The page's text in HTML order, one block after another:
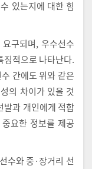
있는지에 대한 힘
구되며, 우수선수
징적으로 나타난다.
간에도 위와 같은
의 차이가 있을 것
발과 개인에게 적합
요한 정보를 제공
수와 중·장거리 선